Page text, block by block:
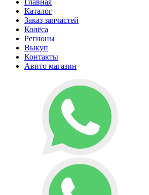
Каталог
Заказ запчастей
Колёса
Регионы
Выкуп
Контакты
Авито магазин